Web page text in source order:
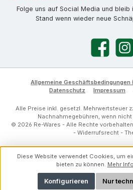
Folge uns auf Social Media und bleib
Stand wenn wieder neue
Facebook
Allgemeine Geschäftsbedingungen
Datenschutz
Impressum
Alle Preise inkl. gesetzl. Mehrwertsteuer
Nachnahmegebühren, wenn
© 2026 Re-Wares - Alle Rechte
- Widerrufsrecht-
Diese Website verwendet Cookies, um
bieten zu können. Mehr
Nur
Konfigurieren